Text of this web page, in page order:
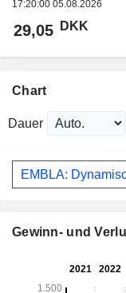
17:20:00 05.08.2026
29,05 DKK
Chart
Dauer
EMBLA:
Gewinn- und